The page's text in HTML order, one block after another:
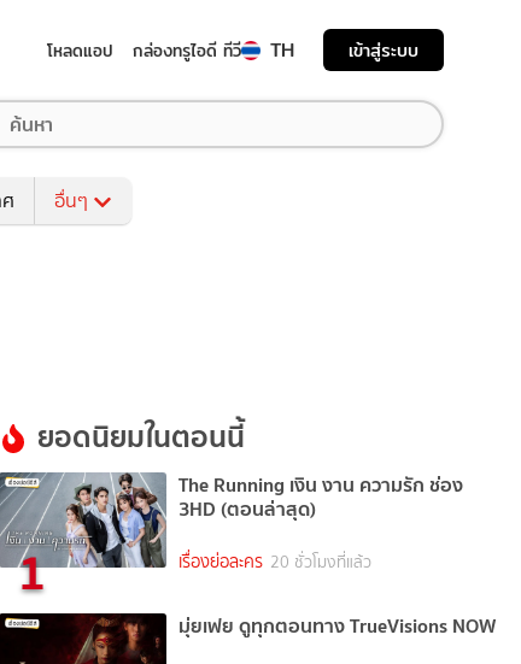
โหลดแอป กล่องทรูไอดี ทีวี TH เข้าสู่ระบบ
อื่นๆ
ยอดนิยมในตอนนี้
1
The Running เงิน งาน ความรัก ช่อง
3HD (ตอนล่าสุด)
เรื่องย่อละคร 20 ชั่วโมงที่แล้ว
มุ่ยเฟย ดูทุกตอนทาง TrueVisions NOW